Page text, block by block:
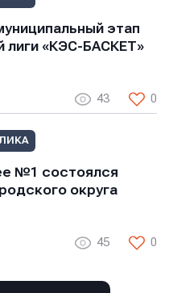
этап
лиги «КЭС-БАСКЕТ»
43 0
№1 состоялся
округа
45 0